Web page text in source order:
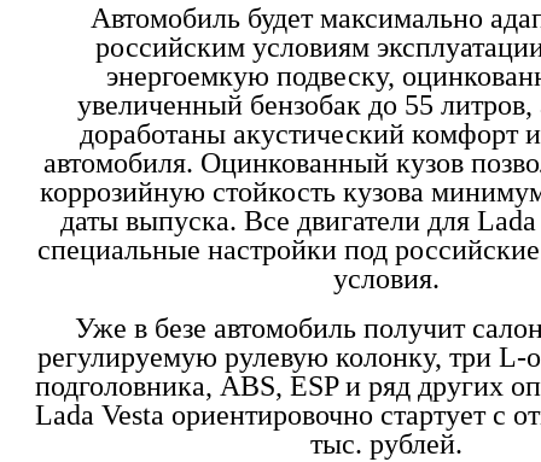
Автомобиль будет максимально
российским условиям
энергоемкую подвеску,
увеличенный бензобак до 55 литров,
доработаны акустический комфорт
автомобиля. Оцинкованный кузов
коррозийную стойкость кузова
даты выпуска. Все двигатели для
специальные настройки под
условия.
Уже в безе автомобиль получит
регулируемую рулевую колонку, три L-
подголовника, ABS, ESP и ряд других
Lada Vesta ориентировочно стартует с
тыс. рублей.